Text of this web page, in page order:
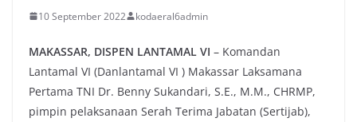
10 September 2022 kodaeral6admin
MAKASSAR, DISPEN LANTAMAL VI – Komandan
Lantamal VI (Danlantamal VI ) Makassar Laksamana
Pertama TNI Dr. Benny Sukandari, S.E., M.M., CHRMP,
pimpin pelaksanaan Serah Terima Jabatan (Sertijab),